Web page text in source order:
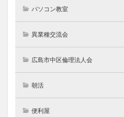
パソコン教室
異業種交流会
広島市中区倫理法人会
朝活
便利屋